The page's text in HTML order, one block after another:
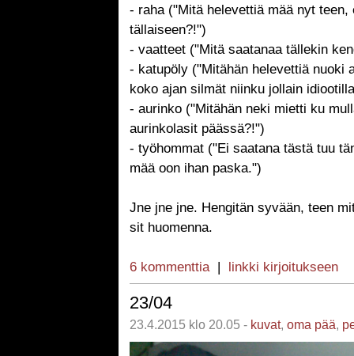
- raha ("Mitä helevettiä mää nyt teen,
tällaiseen?!")
- vaatteet ("Mitä saatanaa tällekin
- katupöly ("Mitähän helevettiä nuoki
koko ajan silmät niinku jollain
- aurinko ("Mitähän neki mietti ku
aurinkolasit päässä?!")
- työhommat ("Ei saatana tästä tuu
mää oon ihan paska.")
Jne jne jne. Hengitän syvään, teen
sit huomenna.
6 kommenttia| linkki kirjoitukseen
23/04
23.4.2015 klo 20.05 - kuvat, oma pää,